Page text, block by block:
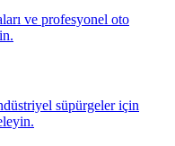
ve profesyonel oto
süpürgeler için